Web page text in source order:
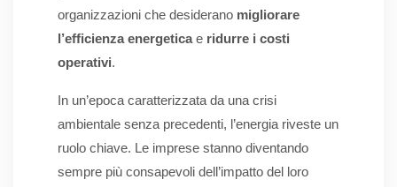
organizzazioni che desiderano migliorare
l’efficienza energeticae ridurre i costi
operativi.
In un’epoca caratterizzata da una crisi
ambientale senza precedenti, l’energia riveste un
ruolo chiave. Le imprese stanno diventando
sempre più consapevoli dell’impatto del loro